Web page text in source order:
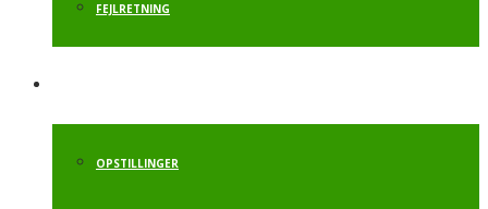
FEJLRETNING
OPSTILLINGER